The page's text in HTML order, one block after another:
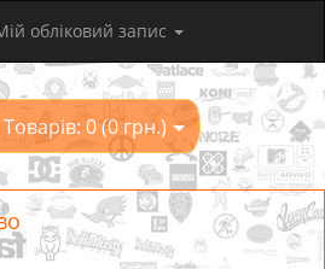
обліковий запис
Товарів: 0 (0 грн.)